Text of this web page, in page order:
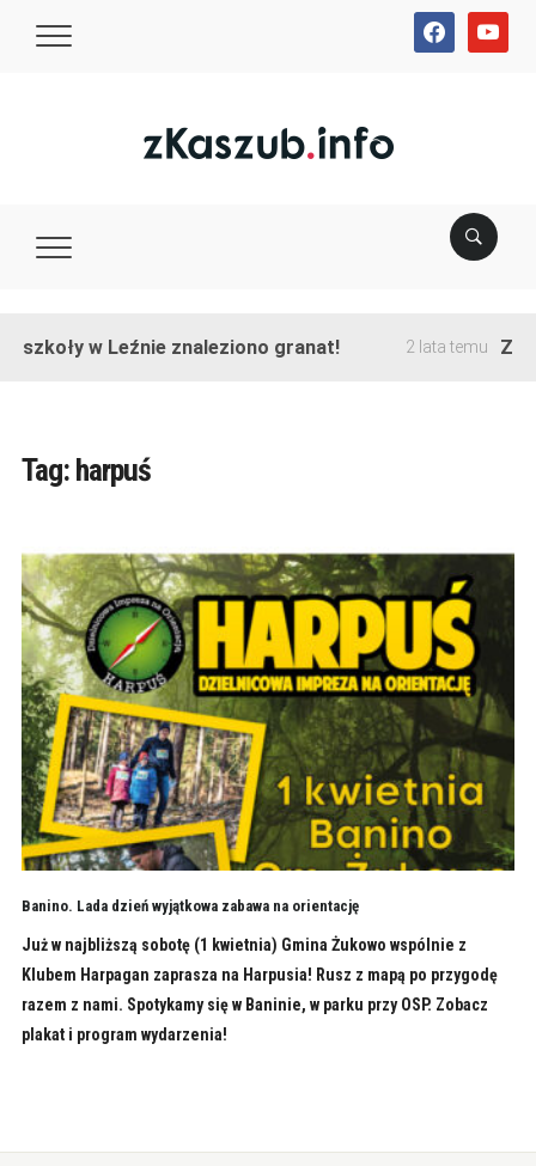
facebookyoutube
szkoły w Leźnie znaleziono granat! 2 lata temu
Tag: harpuś
Banino. Lada dzień wyjątkowa zabawa na orientację
Już w najbliższą sobotę (1 kwietnia) Gmina Żukowo wspólnie z
Klubem Harpagan zaprasza na Harpusia! Rusz z mapą po przygodę
razem z nami. Spotykamy się w Baninie, w parku przy OSP. Zobacz
plakat i program wydarzenia!